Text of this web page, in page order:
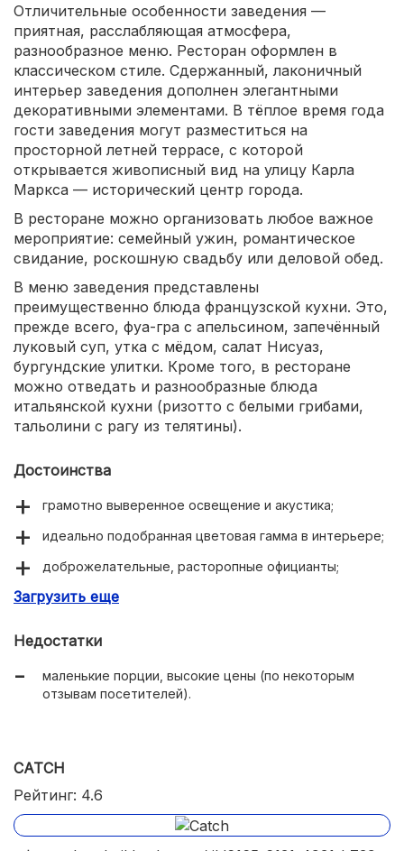
Отличительные особенности заведения —
приятная, расслабляющая атмосфера,
разнообразное меню. Ресторан оформлен в
классическом стиле. Сдержанный, лаконичный
интерьер заведения дополнен элегантными
декоративными элементами. В тёплое время года
гости заведения могут разместиться на
просторной летней террасе, с которой
открывается живописный вид на улицу Карла
Маркса — исторический центр города.
В ресторане можно организовать любое важное
мероприятие: семейный ужин, романтическое
свидание, роскошную свадьбу или деловой обед.
В меню заведения представлены
преимущественно блюда французской кухни. Это,
прежде всего, фуа-гра с апельсином, запечённый
луковый суп, утка с мёдом, салат Нисуаз,
бургундские улитки. Кроме того, в ресторане
можно отведать и разнообразные блюда
итальянской кухни (ризотто с белыми грибами,
тальолини с рагу из телятины).
Достоинства
грамотно выверенное освещение и акустика;
идеально подобранная цветовая гамма в интерьере;
доброжелательные, расторопные официанты;
красивая сервировка стола.
Загрузить еще
Недостатки
маленькие порции, высокие цены (по некоторым
отзывам посетителей).
CATCH
Рейтинг: 4.6